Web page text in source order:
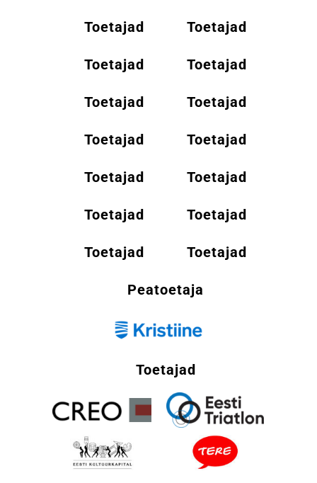
Toetajad Toetajad
Toetajad Toetajad
Toetajad Toetajad
Toetajad Toetajad
Toetajad Toetajad
Toetajad Toetajad
Toetajad Toetajad
Peatoetaja
Toetajad